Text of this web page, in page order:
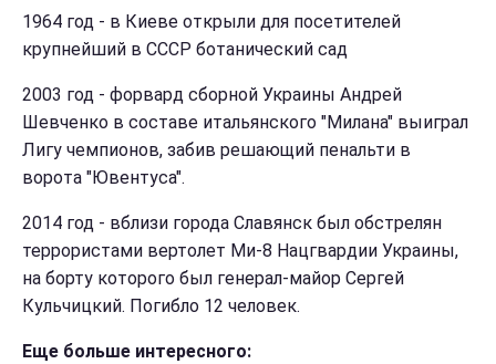
1964 год - в Киеве открыли для посетителей
крупнейший в СССР ботанический сад
2003 год - форвард сборной Украины Андрей
Шевченко в составе итальянского "Милана" выиграл
Лигу чемпионов, забив решающий пенальти в
ворота "Ювентуса".
2014 год - вблизи города Славянск был обстрелян
террористами вертолет Ми-8 Нацгвардии Украины,
на борту которого был генерал-майор Сергей
Кульчицкий. Погибло 12 человек.
Еще больше интересного: